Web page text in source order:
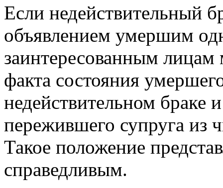
Если недействительный
объявлением умершим
заинтересованным
факта состояния
недействительном браке
пережившего супруга из
Такое положение
справедливым.